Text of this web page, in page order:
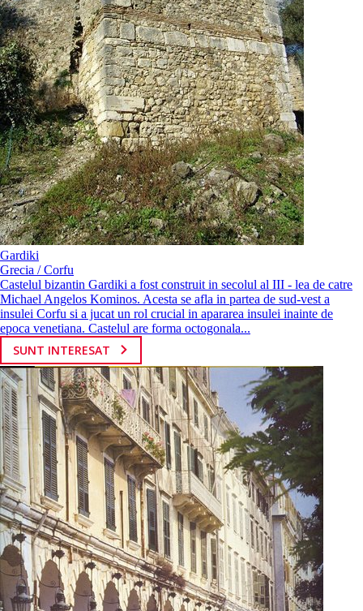
Gardiki
Grecia / Corfu
Castelul bizantin Gardiki a fost construit in secolul al III - lea de catre
Michael Angelos Kominos. Acesta se afla in partea de sud-vest a
insulei Corfu si a jucat un rol crucial in apararea insulei inainte de
epoca venetiana. Castelul are forma octogonala...
SUNT INTERESAT